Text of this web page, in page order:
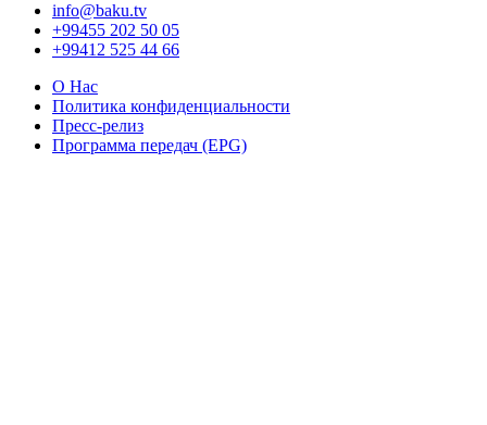
info@baku.tv
+99455 202 50 05
+99412 525 44 66
О Нас
Политика конфиденциальности
Пресс-релиз
Программа передач (EPG)